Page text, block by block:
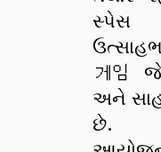
સ્પેસ
게임
અને
છે.